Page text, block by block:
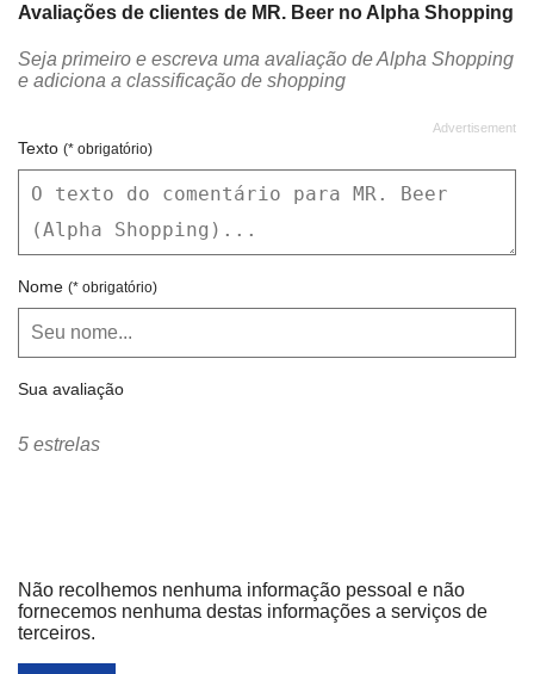
Avaliações de clientes de MR. Beer no Alpha Shopping
Seja primeiro e escreva uma avaliação de Alpha Shopping
e adiciona a classificação de shopping
Texto (* obrigatório)
Nome (* obrigatório)
Sua avaliação
5 estrelas
Não recolhemos nenhuma informação pessoal e não
fornecemos nenhuma destas informações a serviços de
terceiros.